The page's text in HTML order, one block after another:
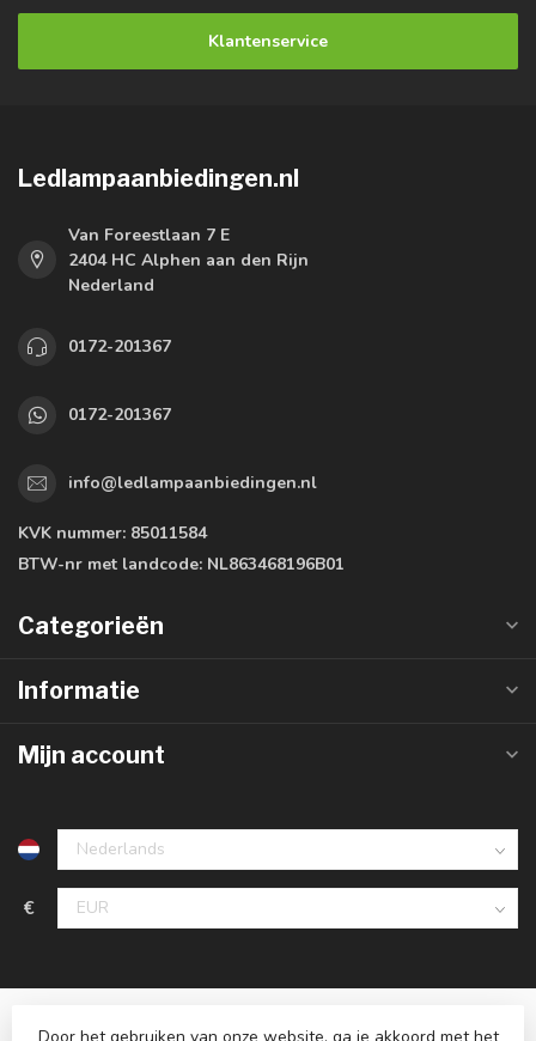
Klantenservice
Ledlampaanbiedingen.nl
Van Foreestlaan 7 E
2404 HC Alphen aan den Rijn
Nederland
0172-201367
0172-201367
info@ledlampaanbiedingen.nl
KVK nummer: 85011584
BTW-nr met landcode: NL863468196B01
Categorieën
Informatie
Mijn account
€